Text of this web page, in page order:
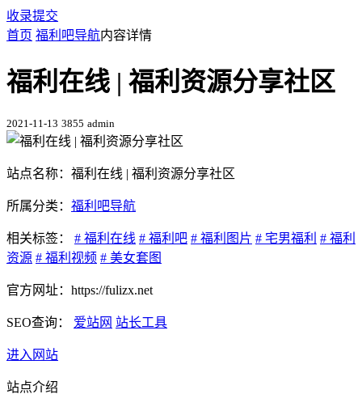
收录提交
首页 福利吧导航内容详情
福利在线 | 福利资源分享社区
2021-11-13 3855 admin
站点名称：福利在线 | 福利资源分享社区
所属分类： 福利吧导航
相关标签： # 福利在线 # 福利吧 # 福利图片 # 宅男福利 # 福利
资源 # 福利视频 # 美女套图
官方网址：https://fulizx.net
SEO查询： 爱站网 站长工具
进入网站
站点介绍